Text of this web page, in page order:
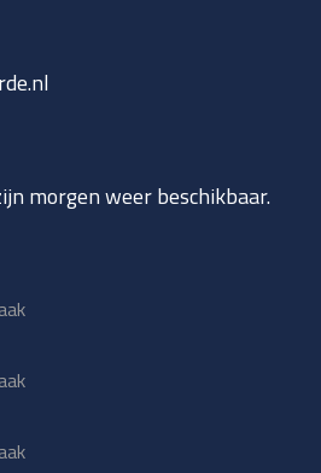
morgen weer beschikbaar.